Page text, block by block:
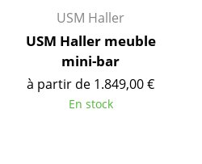
Tables de conférence et
Tables hautes & Pupitres
Tables enfants
Table de jardin
USM Haller
USM Haller meuble
mini-bar
à partir de 1.849,00 €
En stock